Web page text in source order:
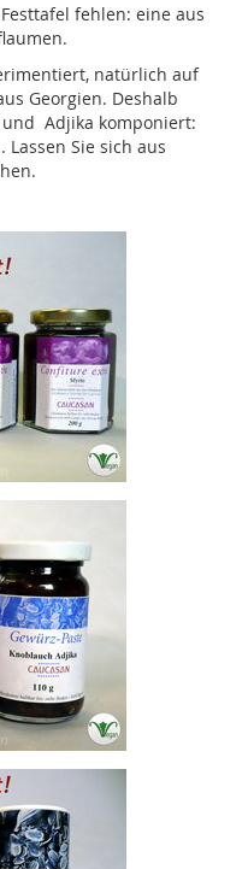
fehlen: eine aus
natürlich auf
Georgien. Deshalb
Adjika komponiert:
Lassen Sie sich aus